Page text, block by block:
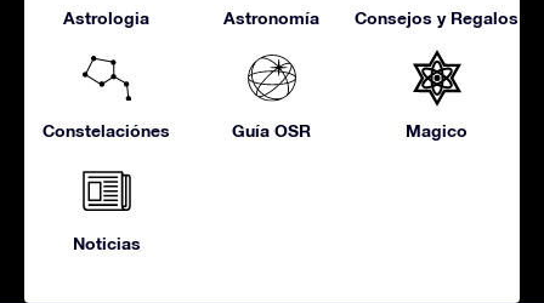
Astrologia Astronomía Consejos y Regalos
Constelaciónes Guía OSR Magico
Noticias